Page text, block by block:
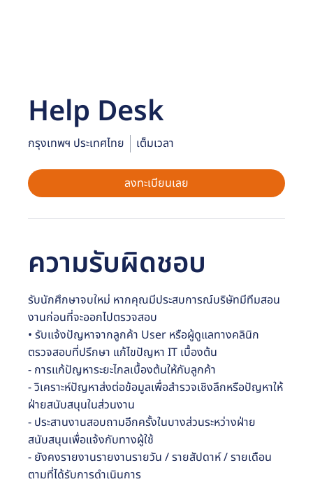
Help Desk
กรุงเทพฯ ประเทศไทย เต็มเวลา
ลงทะเบียนเลย
ความรับผิดชอบ
รับนักศึกษาจบใหม่ หากคุณมีประสบการณ์บริษัทมีทีมสอน
งานก่อนที่จะออกไปตรวจสอบ
• รับแจ้งปัญหาจากลูกค้า User หรือผู้ดูแลทางคลินิก
ตรวจสอบที่ปรึกษา แก้ไขปัญหา IT เบื้องต้น
- การแก้ปัญหาระยะไกลเบื้องต้นให้กับลูกค้า
- วิเคราะห์ปัญหาส่งต่อข้อมูลเพื่อสำรวจเชิงลึกหรือปัญหาให้
ฝ่ายสนับสนุนในส่วนงาน
- ประสานงานสอบถามอีกครั้งในบางส่วนระหว่างฝ่าย
สนับสนุนเพื่อแจ้งกับทางผู้ใช้
- ยังคงรายงานรายงานรายวัน / รายสัปดาห์ / รายเดือน
ตามที่ได้รับการดำเนินการ